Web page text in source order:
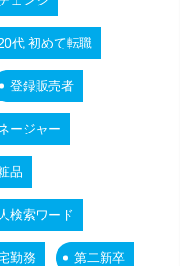
代 初めて転職
登録販売者
ージャー
品
検索ワード
勤務 第二新卒